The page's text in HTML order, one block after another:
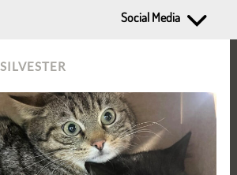
SILVESTER
Social Media